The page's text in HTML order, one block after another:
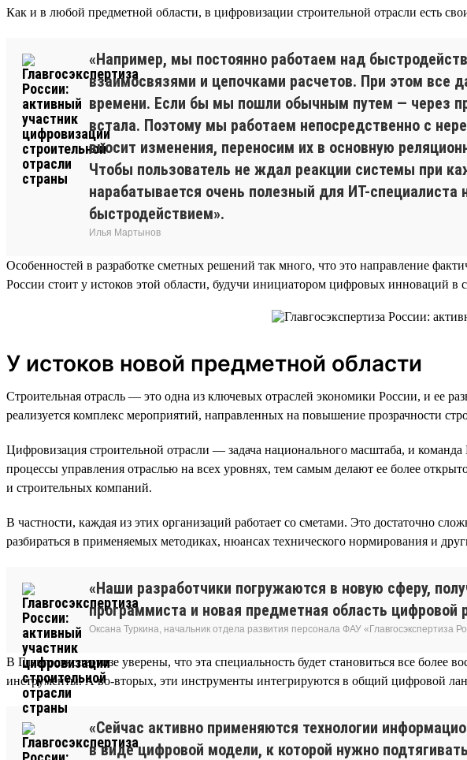
Как и в любой предметной области, в цифровизации строительной отрасли есть
«Например, мы постоянно работаем над
взаимосвязями и цепочками расчетов. При этом все
времени. Если бы мы пошли обычным путем — через
встала. Поэтому мы работаем непосредственно с
вносит изменения, переносим их в основную
Чтобы пользователь не ждал реакции системы при
нарабатывается очень полезный для ИТ-
быстродействием».
Илья Мартынов
Особенностей в разработке сметных решений так много, что это направление
России стоит у истоков этой области, будучи инициатором цифровых инноваций в
У истоков новой предметной области
Строительная отрасль — это одна из ключевых отраслей экономики России, и ее
реализуется комплекс мероприятий, направленных на повышение прозрачности
Цифровизация строительной отрасли — задача национального масштаба, и
процессы управления отраслью на всех уровнях, тем самым делают ее более
и строительных компаний.
В частности, каждая из этих организаций работает со сметами. Это достаточно
разбираться в применяемых методиках, нюансах технического нормирования и
«Наши разработчики погружаются в новую сферу,
программиста и новая предметная область цифровой
Оксана Туркина, начальник отдела развития персонала ФАУ «Главгосэкспертиза
В Главгосэкспертизе уверены, что эта специальность будет становиться все
инструменты. А во-вторых, эти инструменты интегрируются в общий цифровой
«Сейчас активно применяются технологии
в виде цифровой модели, к которой нужно